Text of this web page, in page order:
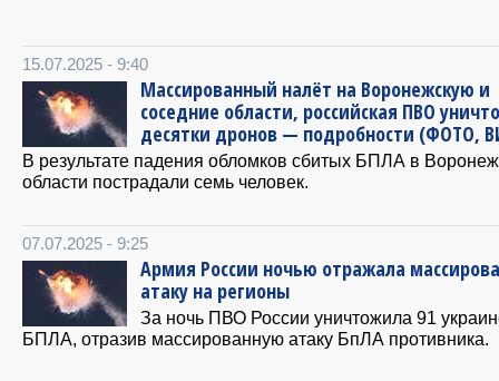
15.07.2025 - 9:40
Массированный налёт на Воронежскую и
соседние области, российская ПВО
десятки дронов — подробности (ФОТО,
В результате падения обломков сбитых БПЛА в
области пострадали семь человек.
07.07.2025 - 9:25
Армия России ночью отражала
атаку на регионы
За ночь ПВО России уничтожила 91
БПЛА, отразив массированную атаку БпЛА противника.